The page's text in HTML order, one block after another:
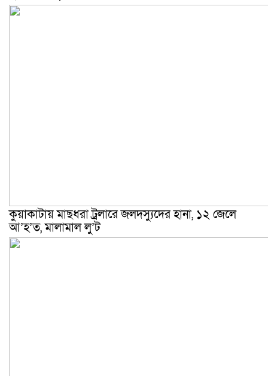
কুয়াকাটায় মাছধরা ট্রলারে জলদস্যুদের হানা, ১২ জেলে
আ’হ’ত, মালামাল লু’ট